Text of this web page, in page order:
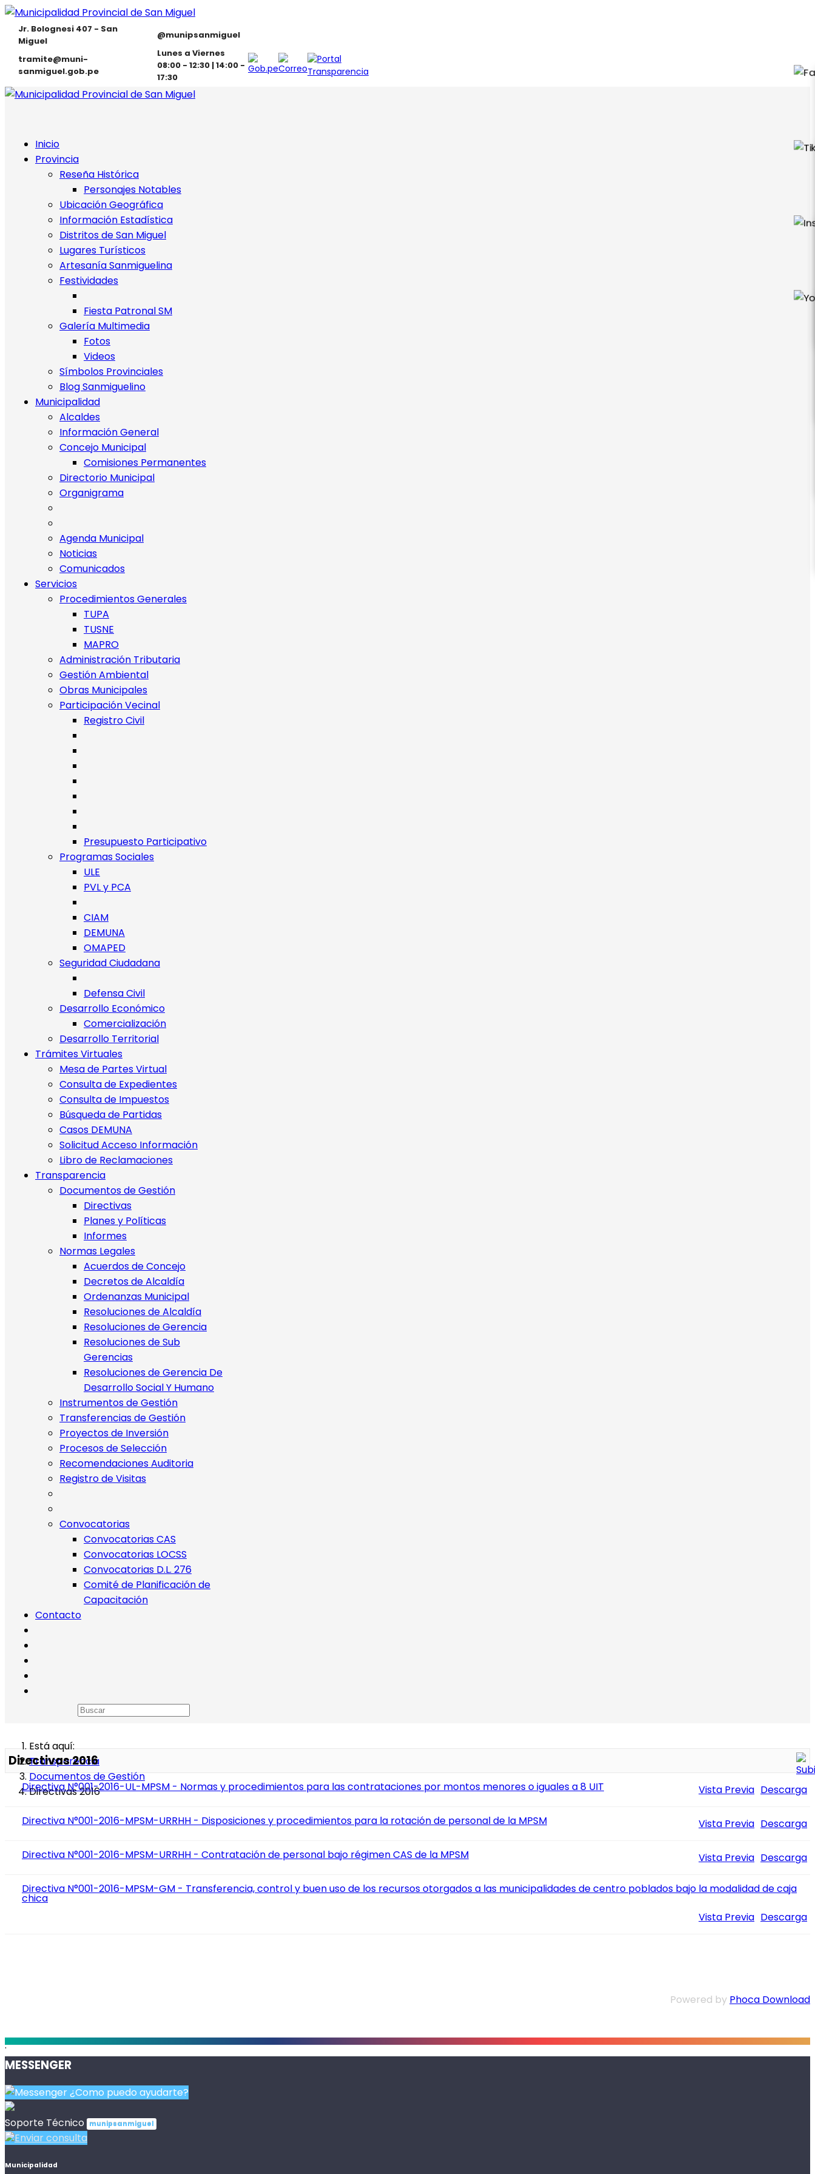
Jr. Bolognesi 407 - San
Miguel
@munipsanmiguel
tramite@muni-
sanmiguel.gob.pe
Lunes a Viernes
08:00 - 12:30 | 14:00 -
17:30
Inicio
Provincia
Reseña Histórica
Personajes Notables
Ubicación Geográfica
Información Estadística
Distritos de San Miguel
Lugares Turísticos
Artesanía Sanmiguelina
Festividades
Fiesta Patronal SM
Galería Multimedia
Fotos
Videos
Símbolos Provinciales
Blog Sanmiguelino
Municipalidad
Alcaldes
Información General
Concejo Municipal
Comisiones Permanentes
Directorio Municipal
Organigrama
Agenda Municipal
Noticias
Comunicados
Servicios
Procedimientos Generales
TUPA
TUSNE
MAPRO
Administración Tributaria
Gestión Ambiental
Obras Municipales
Participación Vecinal
Registro Civil
Presupuesto Participativo
Programas Sociales
ULE
PVL y PCA
CIAM
DEMUNA
OMAPED
Seguridad Ciudadana
Defensa Civil
Desarrollo Económico
Comercialización
Desarrollo Territorial
Trámites Virtuales
Mesa de Partes Virtual
Consulta de Expedientes
Consulta de Impuestos
Búsqueda de Partidas
Casos DEMUNA
Solicitud Acceso Información
Libro de Reclamaciones
Transparencia
Documentos de Gestión
Directivas
Planes y Políticas
Informes
Normas Legales
Acuerdos de Concejo
Decretos de Alcaldía
Ordenanzas Municipal
Resoluciones de Alcaldía
Resoluciones de Gerencia
Resoluciones de Sub
Gerencias
Resoluciones de Gerencia De
Desarrollo Social Y Humano
Instrumentos de Gestión
Transferencias de Gestión
Proyectos de Inversión
Procesos de Selección
Recomendaciones Auditoria
Registro de Visitas
Convocatorias
Convocatorias CAS
Convocatorias LOCSS
Convocatorias D.L. 276
Comité de Planificación de
Capacitación
Contacto
Está aquí:
Transparencia
Documentos de Gestión
Directivas 2016
Directivas 2016
Directiva N°001-2016-UL-MPSM - Normas y procedimientos para las contrataciones por montos menores o iguales a 8 UIT Descarga
Vista Previa
Directiva N°001-2016-MPSM-URRHH - Disposiciones y procedimientos para la rotación de personal de la MPSM Descarga
Vista Previa
Directiva N°001-2016-MPSM-URRHH - Contratación de personal bajo régimen CAS de la MPSM Descarga
Vista Previa
Directiva N°001-2016-MPSM-GM - Transferencia, control y buen uso de los recursos otorgados a las municipalidades de centro poblados bajo la modalidad de caja
chica
Descarga
Vista Previa
Powered by Phoca Download
.
MESSENGER
¿Como puedo ayudarte?
Soporte Técnico munipsanmiguel
Enviar consulta
Municipalidad